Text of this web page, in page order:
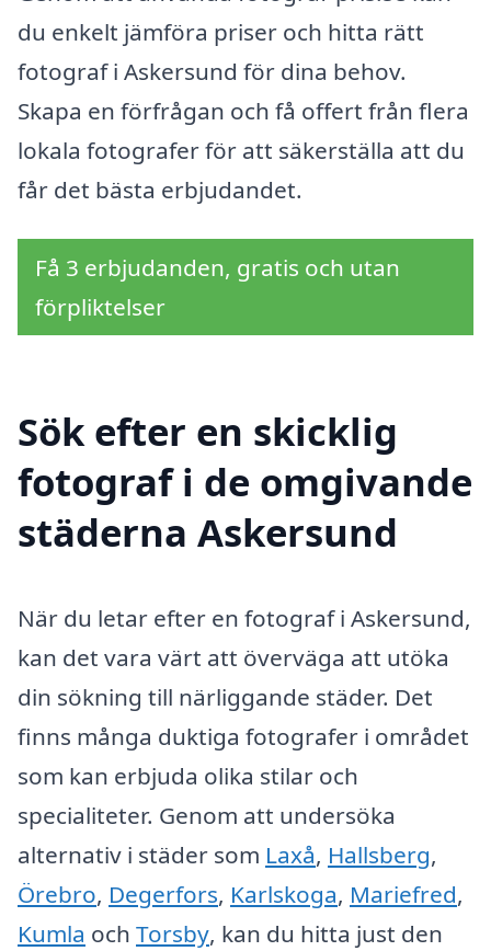
du enkelt jämföra priser och hitta rätt
fotograf i Askersund för dina behov.
Skapa en förfrågan och få offert från flera
lokala fotografer för att säkerställa att du
får det bästa erbjudandet.
Få 3 erbjudanden, gratis och utan
förpliktelser
Sök efter en skicklig
fotograf i de omgivande
städerna Askersund
När du letar efter en fotograf i Askersund,
kan det vara värt att överväga att utöka
din sökning till närliggande städer. Det
finns många duktiga fotografer i området
som kan erbjuda olika stilar och
specialiteter. Genom att undersöka
alternativ i städer som Laxå, Hallsberg,
Örebro, Degerfors, Karlskoga, Mariefred,
Kumla och Torsby, kan du hitta just den